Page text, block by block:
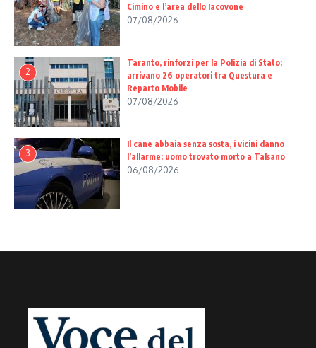
Cimino e l’area dello Iacovone
07/08/2026
2
Taranto, rinforzi per la Polizia di Stato:
arrivano 26 operatori tra Questura e
Reparto Mobile
07/08/2026
3
Il cane abbaia senza sosta, i vicini danno
l’allarme: uomo trovato morto a Talsano
06/08/2026